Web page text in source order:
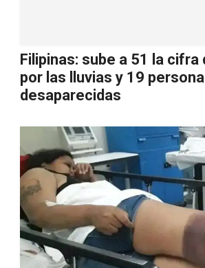
Filipinas: sube a 51 la
por las lluvias y 19
desaparecidas